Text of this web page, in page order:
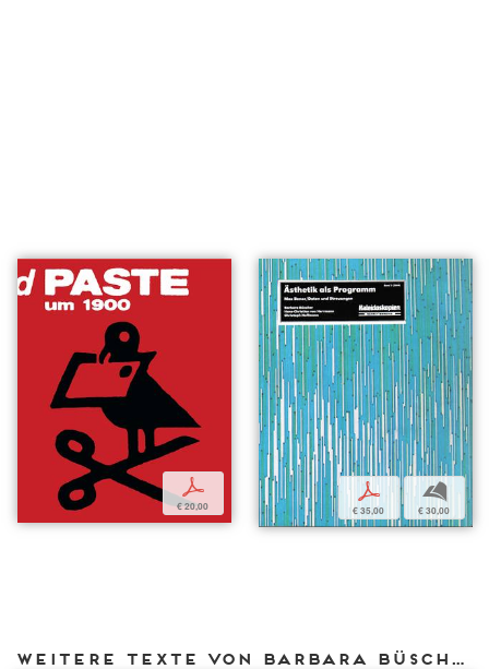
p
€ 20,00
p
€ 35,00
b
€ 30,00
Weitere Texte von Barbara Büscher bei DIAPHANES